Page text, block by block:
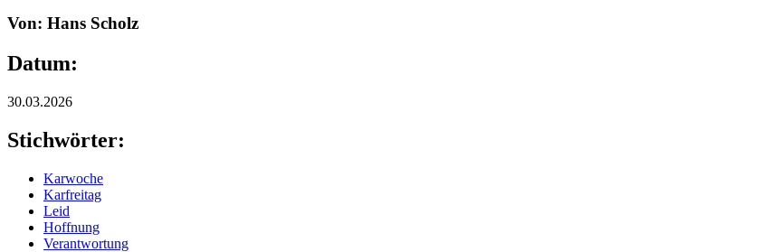
Von: Hans Scholz
Datum:
30.03.2026
Stichwörter:
Karwoche
Karfreitag
Leid
Hoffnung
Verantwortung